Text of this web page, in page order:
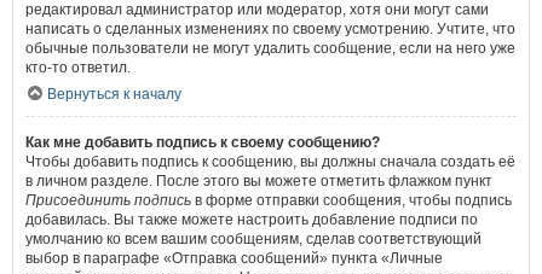
редактировал администратор или модератор, хотя они могут сами
написать о сделанных изменениях по своему усмотрению. Учтите, что
обычные пользователи не могут удалить сообщение, если на него уже
кто-то ответил.
Вернуться к началу
Как мне добавить подпись к своему сообщению?
Чтобы добавить подпись к сообщению, вы должны сначала создать её
в личном разделе. После этого вы можете отметить флажком пункт
Присоединить подпись в форме отправки сообщения, чтобы подпись
добавилась. Вы также можете настроить добавление подписи по
умолчанию ко всем вашим сообщениям, сделав соответствующий
выбор в параграфе «Отправка сообщений» пункта «Личные